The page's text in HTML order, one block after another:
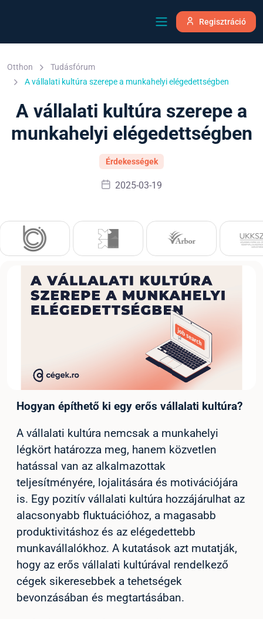
Regisztráció
Otthon
Tudásfórum
A vállalati kultúra szerepe a munkahelyi elégedettségben
A vállalati kultúra szerepe a
munkahelyi elégedettségben
Érdekességek
2025-03-19
Hogyan építhető ki egy erős vállalati kultúra?
A vállalati kultúra nemcsak a munkahelyi
légkört határozza meg, hanem közvetlen
hatással van az alkalmazottak
teljesítményére, lojalitására és motivációjára
is. Egy pozitív vállalati kultúra hozzájárulhat az
alacsonyabb fluktuációhoz, a magasabb
produktivitáshoz és az elégedettebb
munkavállalókhoz. A kutatások azt mutatják,
hogy az erős vállalati kultúrával rendelkező
cégek sikeresebbek a tehetségek
bevonzásában és megtartásában.